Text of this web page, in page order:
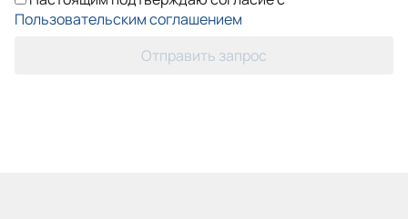
Пользовательским соглашением
Отправить запрос